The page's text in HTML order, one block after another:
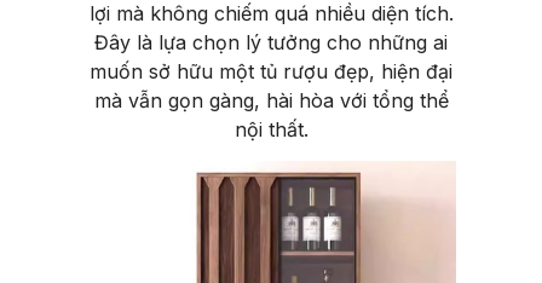
lợi mà không chiếm quá nhiều diện tích.
Đây là lựa chọn lý tưởng cho những ai
muốn sở hữu một tủ rượu đẹp, hiện đại
mà vẫn gọn gàng, hài hòa với tổng thể
nội thất.